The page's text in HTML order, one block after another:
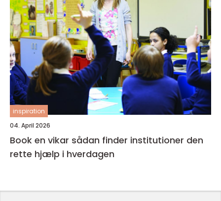
inspiration
04. April 2026
Book en vikar sådan finder institutioner den
rette hjælp i hverdagen